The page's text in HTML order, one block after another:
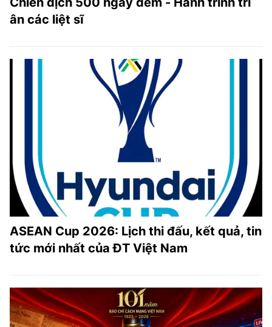
ân các liệt sĩ
ASEAN Cup 2026: Lịch thi đấu, kết quả, tin
tức mới nhất của ĐT Việt Nam